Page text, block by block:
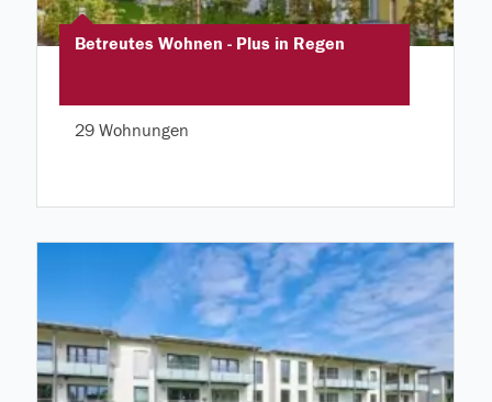
Betreutes Wohnen - Plus in Regen
29 Wohnungen